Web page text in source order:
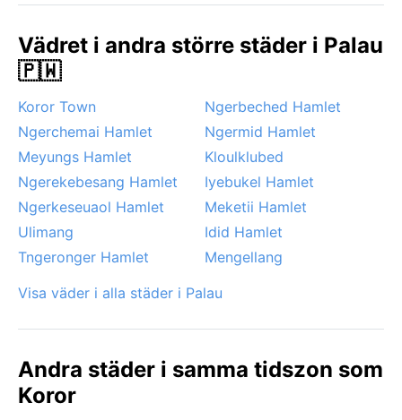
och april, då risken för kraftiga regn är lägre och
skyfall när som helst. Noterbart är tyfonsäsongen
som sträcker sig från juni till november, då tropiska
relativt skyddad zon jämfört med grannländerna.
Dimma är sällsynt, medan den höga fuktigheten och
värme gör att man snabbt känner sig fuktig efter en
kort promenad. För den väderintresserade innebär
Koror ett autentiskt exempel på ett ekvatorialt
regnskogsklimat med små årstidsvariationer.
Vädret i andra större städer i Palau
🇵🇼
Koror Town
Ngerbeched Hamlet
Ngerchemai Hamlet
Ngermid Hamlet
Meyungs Hamlet
Kloulklubed
Ngerekebesang Hamlet
Iyebukel Hamlet
Ngerkeseuaol Hamlet
Meketii Hamlet
Ulimang
Idid Hamlet
Tngeronger Hamlet
Mengellang
Visa väder i alla städer i Palau
Andra städer i samma tidszon som
Koror